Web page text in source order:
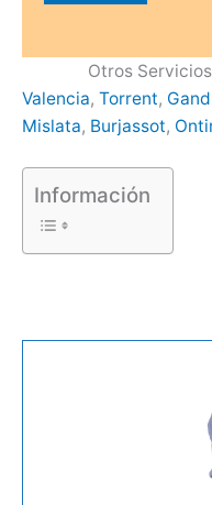
Otros
Valencia, Torrent,
Mislata, Burjassot,
Información